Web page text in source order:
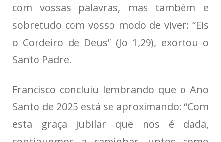
com vossas palavras, mas também e
sobretudo com vosso modo de viver: “Eis
o Cordeiro de Deus” (Jo 1,29), exortou o
Santo Padre.
Francisco concluiu lembrando que o Ano
Santo de 2025 está se aproximando: “Com
esta graça jubilar que nos é dada,